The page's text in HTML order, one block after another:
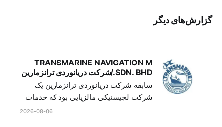
گزارش‌های دیگر
TRANSMARINE NAVIGATION M
SDN. BHD./شرکت دریانوردی ترانزمارین
سابقه شرکت دریانوردی ترانزمارین یک
شرکت لجیستیکی مالزیایی بود که خدمات
کشتیرانی، اجاره کشتی، حمل و نقل کشتی
2026-08-06